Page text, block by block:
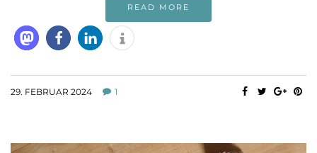
READ MORE
29. FEBRUAR 2024 1